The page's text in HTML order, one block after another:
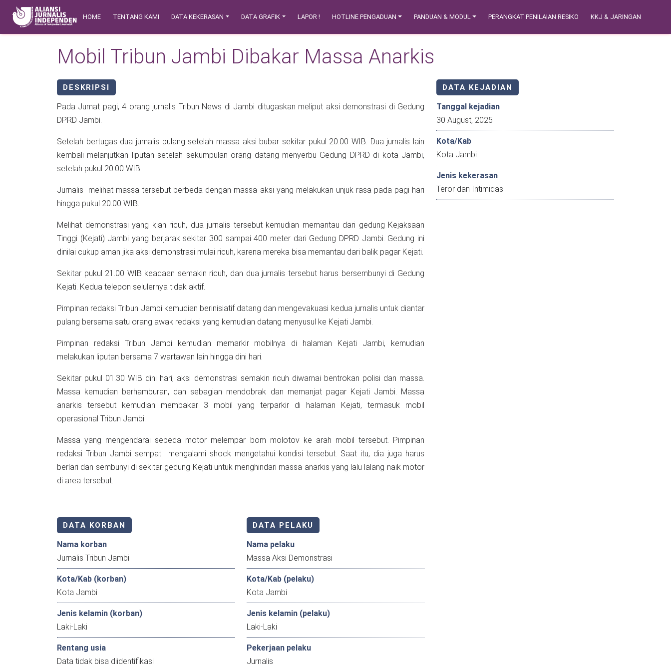
Skip to main content
Safety Corner
Main navigation
HOME TENTANG KAMI DATA KEKERASAN DATA GRAFIK LAPOR ! HOTLINE PENGADUAN PANDUAN & MODUL PERANGKAT PENILAIAN RESIKO KKJ & JARINGAN
Mobil Tribun Jambi Dibakar Massa Anarkis
DESKRIPSI
Pada Jumat pagi, 4 orang jurnalis Tribun News di Jambi ditugaskan meliput aksi demonstrasi di Gedung
DPRD Jambi.
Setelah bertugas dua jurnalis pulang setelah massa aksi bubar sekitar pukul 20.00 WIB. Dua jurnalis lain
kembali melanjutkan liputan setelah sekumpulan orang datang menyerbu Gedung DPRD di kota Jambi,
setelah pukul 20.00 WIB.
Jurnalis melihat massa tersebut berbeda dengan massa aksi yang melakukan unjuk rasa pada pagi hari
hingga pukul 20.00 WIB.
Melihat demonstrasi yang kian ricuh, dua jurnalis tersebut kemudian memantau dari gedung Kejaksaan
Tinggi (Kejati) Jambi yang berjarak sekitar 300 sampai 400 meter dari Gedung DPRD Jambi. Gedung ini
dinilai cukup aman jika aksi demonstrasi mulai ricuh, karena mereka bisa memantau dari balik pagar Kejati.
Sekitar pukul 21.00 WIB keadaan semakin ricuh, dan dua jurnalis tersebut harus bersembunyi di Gedung
Kejati. Kedua telepon selulernya tidak aktif.
Pimpinan redaksi Tribun Jambi kemudian berinisiatif datang dan mengevakuasi kedua jurnalis untuk diantar
pulang bersama satu orang awak redaksi yang kemudian datang menyusul ke Kejati Jambi.
Pimpinan redaksi Tribun Jambi kemudian memarkir mobilnya di halaman Kejati Jambi, kemudian
melakukan liputan bersama 7 wartawan lain hingga dini hari.
Sekitar pukul 01.30 WIB dini hari, aksi demonstrasi semakin ricuh diwarnai bentrokan polisi dan massa.
Massa kemudian berhamburan, dan sebagian mendobrak dan memanjat pagar Kejati Jambi. Massa
anarkis tersebut kemudian membakar 3 mobil yang terparkir di halaman Kejati, termasuk mobil
operasional Tribun Jambi.
Massa yang mengendarai sepeda motor melempar bom molotov ke arah mobil tersebut. Pimpinan
redaksi Tribun Jambi sempat mengalami shock mengetahui kondisi tersebut. Saat itu, dia juga harus
berlari dan sembunyi di sekitar gedung Kejati untuk menghindari massa anarkis yang lalu lalang naik motor
di area tersebut.
DATA KEJADIAN
Tanggal kejadian
30 August, 2025
Kota/Kab
Kota Jambi
Jenis kekerasan
Teror dan Intimidasi
DATA KORBAN
Nama korban
Jurnalis Tribun Jambi
Kota/Kab (korban)
Kota Jambi
Jenis kelamin (korban)
Laki-Laki
Rentang usia
Data tidak bisa diidentifikasi
DATA PELAKU
Nama pelaku
Massa Aksi Demonstrasi
Kota/Kab (pelaku)
Kota Jambi
Jenis kelamin (pelaku)
Laki-Laki
Pekerjaan pelaku
Jurnalis